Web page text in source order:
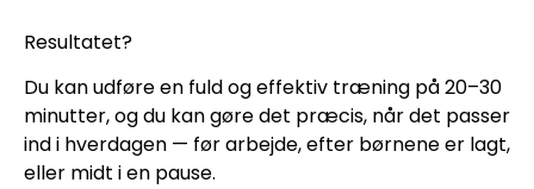
Resultatet?
Du kan udføre en fuld og effektiv træning på 20–30
minutter, og du kan gøre det præcis, når det passer
ind i hverdagen — før arbejde, efter børnene er lagt,
eller midt i en pause.